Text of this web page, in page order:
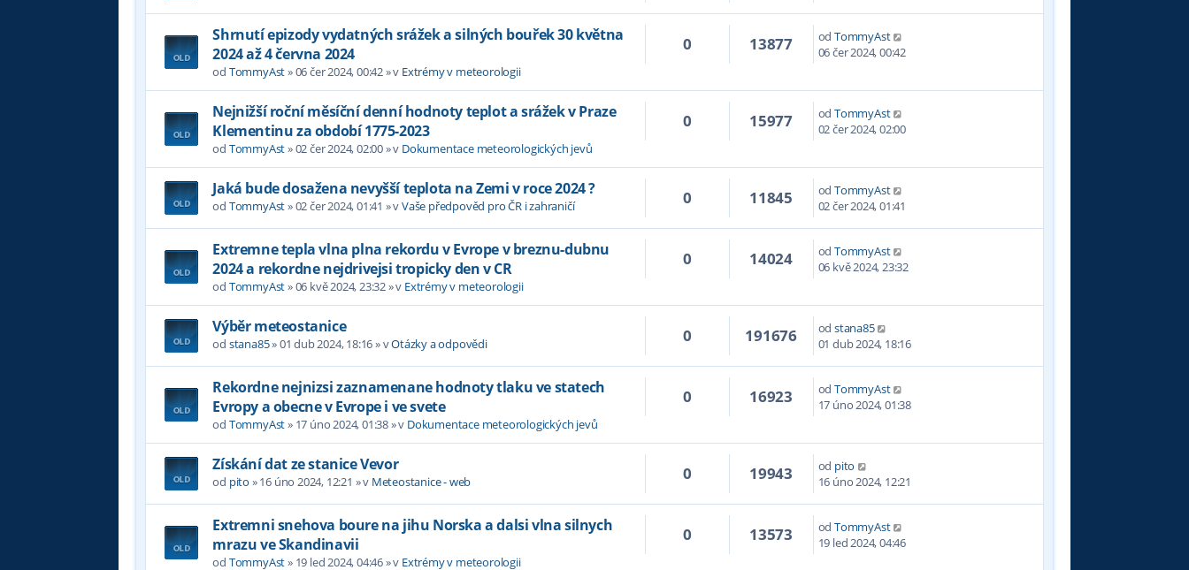
Shrnutí epizody vydatných srážek a silných bouřek 30 května
2024 až 4 června 2024
od TommyAst»06 čer 2024, 00:42» v Extrémy v meteorologii
0 13877 od TommyAst
06 čer 2024, 00:42
Nejnižší roční měsíční denní hodnoty teplot a srážek v Praze
Klementinu za období 1775-2023
od TommyAst»02 čer 2024, 02:00» v Dokumentace meteorologických jevů
0 15977 od TommyAst
02 čer 2024, 02:00
Jaká bude dosažena nevyšší teplota na Zemi v roce 2024 ?
od TommyAst»02 čer 2024, 01:41 » vVaše předpověd pro ČR i zahraničí 0 11845 od TommyAst
02 čer 2024, 01:41
Extremne tepla vlna plna rekordu v Evrope v breznu-dubnu
2024 a rekordne nejdrivejsi tropicky den v CR
od TommyAst»06 kvě 2024, 23:32» v Extrémy v meteorologii
0 14024 od TommyAst
06 kvě 2024, 23:32
Výběr meteostanice
od stana85»01 dub 2024, 18:16» vOtázky a odpovědi 0 191676 od stana85
01 dub 2024, 18:16
Rekordne nejnizsi zaznamenane hodnoty tlaku ve statech
Evropy a obecne v Evrope i ve svete
od TommyAst» 17 úno 2024, 01:38» v Dokumentace meteorologických jevů
0 16923 od TommyAst
17 úno 2024, 01:38
Získání dat ze stanice Vevor
od pito »16 úno 2024, 12:21 » v Meteostanice - web 0 19943 od pito
16 úno 2024, 12:21
Extremni snehova boure na jihu Norska a dalsi vlna silnych
mrazu ve Skandinavii
od TommyAst» 19 led 2024, 04:46» v Extrémy v meteorologii
0 13573 od TommyAst
19 led 2024, 04:46